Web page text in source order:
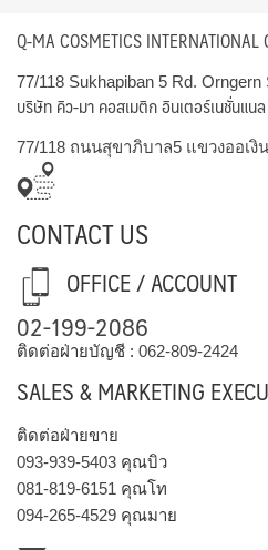
Q-MA COSMETICS INTERNATIONAL
77/118 Sukhapiban 5 Rd.
บริษัท คิว-มา คอสเมติก อินเตอร์เนชั่นแน
77/118 ถนนสุขาภิบาล5 แขวงออเงิ
CONTACT US
OFFICE / ACCOUNT
02-199-2086
ติดต่อฝ่ายบัญชี : 062-809-2424
SALES & MARKETING
ติดต่อฝ่ายขาย
093-939-5403 คุณบิว
081-819-6151 คุณโท
094-265-4529 คุณมาย